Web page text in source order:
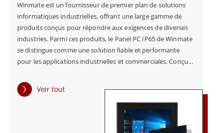
nombreux appareils sont dotés d'une connectivité Wi-Fi et
BT intégrée, ce qui facilite la connexion à d'autres appareils
et réseaux. Les PC à châssis offrent une solution fiable,
durable et hautement personnalisable pour les besoins de
l'informatique industrielle. Grâce à leur construction
robuste, leur taille compacte et leur large éventail d'options
grande variété d'applications industrielles. Que vous
recherchiez un système d'entrée de gamme ou un appareil
haute performance pour des applications exigeantes, il
existe un panneau PC à châssis qui peut répondre à vos
Winmate est un fournisseur de premier plan de solutions
informatiques industrielles, offrant une large gamme de
produits conçus pour répondre aux exigences de diverses
industries. Parmi ces produits, le Panel PC IP65 de Winmate
se distingue comme une solution fiable et performante
pour les applications industrielles et commerciales. Conçu
fréquents, le panneau PC IP65 est doté d'une face avant
étanche à l'eau et à la poussière, garantissant une
contaminants. Il est donc idéal pour une utilisation dans
des secteurs tels que l'alimentation et les boissons, les
Voir tout